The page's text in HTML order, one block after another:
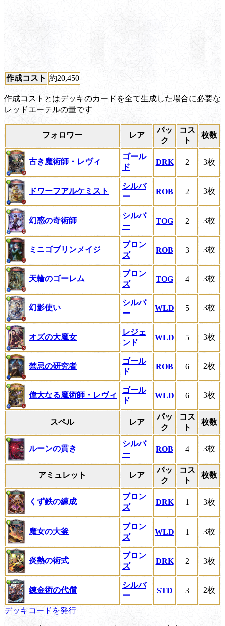
作成コスト 約20,450
作成コストとはデッキのカードを全て生成した場合に必要な
レッドエーテルの量です
フォロワー レア
パッ
ク
コス
ト
枚数
古き魔術師・レヴィ
ゴール
ド
DRK 2 3枚
ドワーフアルケミスト
シルバ
ー
ROB 2 3枚
幻惑の奇術師
シルバ
ー
TOG 2 3枚
ミニゴブリンメイジ
ブロン
ズ
ROB 3 3枚
天輪のゴーレム
ブロン
ズ
TOG 4 3枚
幻影使い
シルバ
ー
WLD 5 3枚
オズの大魔女
レジェ
ンド
WLD 5 3枚
禁忌の研究者
ゴール
ド
ROB 6 2枚
偉大なる魔術師・レヴィ
ゴール
ド
WLD 6 3枚
スペル レア
パッ
ク
コス
ト
枚数
ルーンの貫き
シルバ
ー
ROB 4 3枚
アミュレット レア
パッ
ク
コス
ト
枚数
くず鉄の練成
ブロン
ズ
DRK 1 3枚
魔女の大釜
ブロン
ズ
WLD 1 3枚
炎熱の術式
ブロン
ズ
DRK 2 3枚
錬金術の代償
シルバ
ー
STD 3 2枚
デッキコードを発行